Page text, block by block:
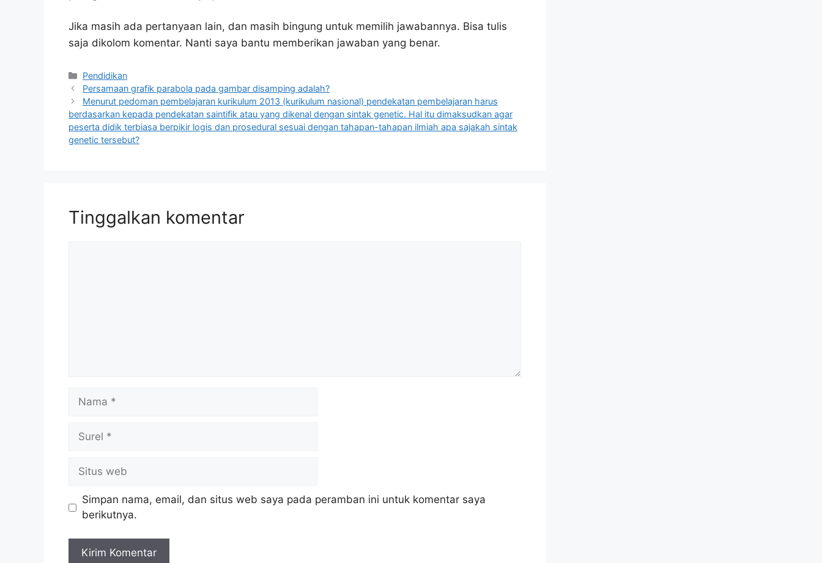
Jika masih ada pertanyaan lain, dan masih bingung untuk memilih jawabannya. Bisa tulis
saja dikolom komentar. Nanti saya bantu memberikan jawaban yang benar.
Kategori
Pendidikan
Persamaan grafik parabola pada gambar disamping adalah?
Menurut pedoman pembelajaran kurikulum 2013 (kurikulum nasional) pendekatan pembelajaran harus
berdasarkan kepada pendekatan saintifik atau yang dikenal dengan sintak genetic. Hal itu dimaksudkan agar
peserta didik terbiasa berpikir logis dan prosedural sesuai dengan tahapan-tahapan ilmiah apa sajakah sintak
genetic tersebut?
Tinggalkan komentar
Nama
Surel
Situs
web
Simpan nama, email, dan situs web saya pada peramban ini untuk komentar saya
berikutnya.